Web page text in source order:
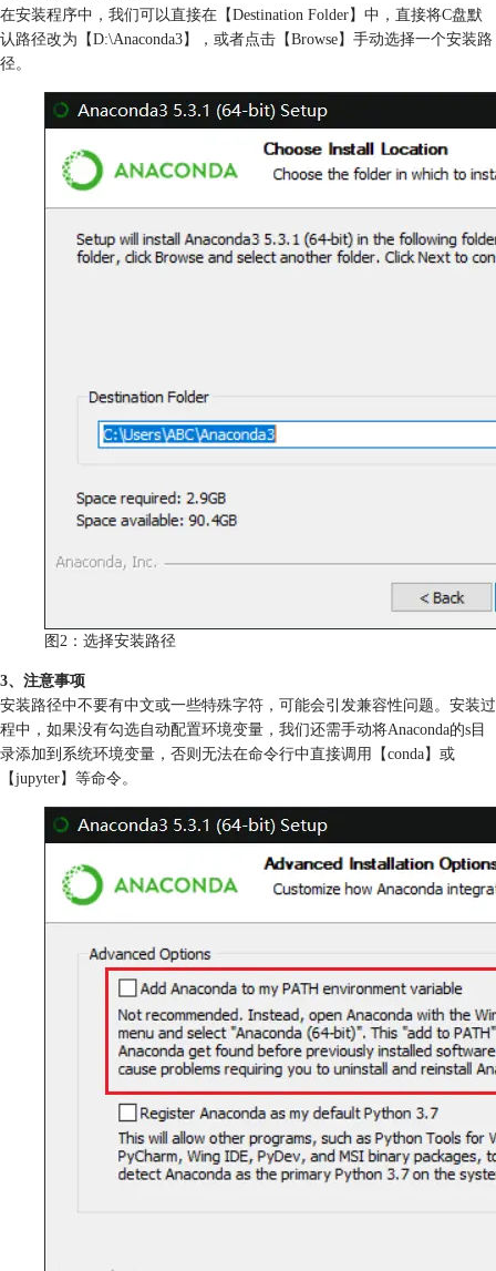
在安装程序中，我们可以直接在【Destination Folder】中，直接将C盘默
认路径改为【D:\Anaconda3】，或者点击【Browse】手动选择一个安装路
径。
图2：选择安装路径
3、注意事项
安装路径中不要有中文或一些特殊字符，可能会引发兼容性问题。安装过
程中，如果没有勾选自动配置环境变量，我们还需手动将Anaconda的s目
录添加到系统环境变量，否则无法在命令行中直接调用【conda】或
【jupyter】等命令。